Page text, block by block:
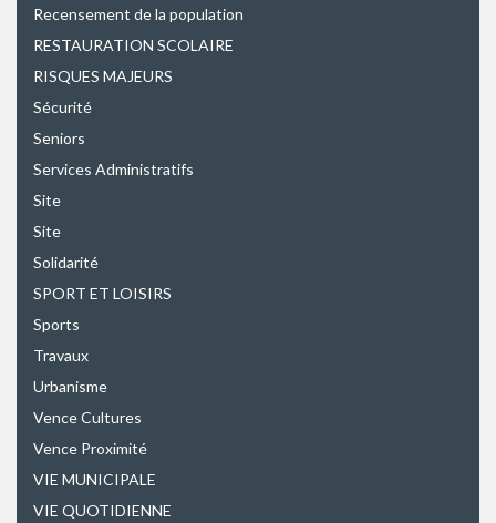
Recensement de la population
RESTAURATION SCOLAIRE
RISQUES MAJEURS
Sécurité
Seniors
Services Administratifs
Site
Site
Solidarité
SPORT ET LOISIRS
Sports
Travaux
Urbanisme
Vence Cultures
Vence Proximité
VIE MUNICIPALE
VIE QUOTIDIENNE